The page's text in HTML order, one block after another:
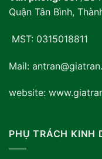
Quận Tân Bình,
MST: 0315018811
Mail:
website:
PHỤ TRÁCH KINH